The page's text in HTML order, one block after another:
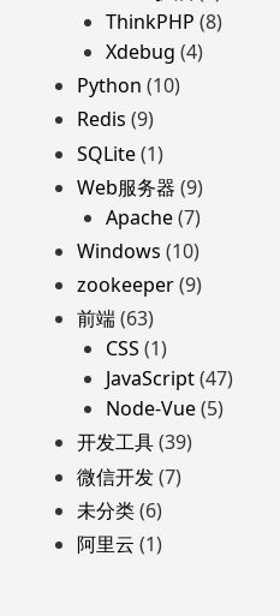
ThinkPHP (8)
Xdebug (4)
Python (10)
Redis (9)
SQLite(1)
Web服务器 (9)
Apache(7)
Windows (10)
zookeeper(9)
前端(63)
CSS (1)
JavaScript(47)
Node-Vue(5)
开发工具(39)
微信开发(7)
未分类(6)
阿里云 (1)